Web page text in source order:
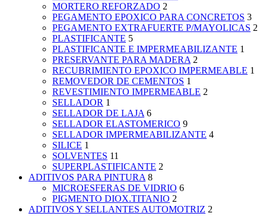
MORTERO REFORZADO 2
PEGAMENTO EPOXICO PARA CONCRETOS 3
PEGAMENTO EXTRAFUERTE P/MAYOLICAS 2
PLASTIFICANTE 5
PLASTIFICANTE E IMPERMEABILIZANTE 1
PRESERVANTE PARA MADERA 2
RECUBRIMIENTO EPOXICO IMPERMEABLE 1
REMOVEDOR DE CEMENTOS 1
REVESTIMIENTO IMPERMEABLE 2
SELLADOR 1
SELLADOR DE LAJA 6
SELLADOR ELASTOMERICO 9
SELLADOR IMPERMEABILIZANTE 4
SILICE 1
SOLVENTES 11
SUPERPLASTIFICANTE 2
ADITIVOS PARA PINTURA 8
MICROESFERAS DE VIDRIO 6
PIGMENTO DIOX.TITANIO 2
ADITIVOS Y SELLANTES AUTOMOTRIZ 2